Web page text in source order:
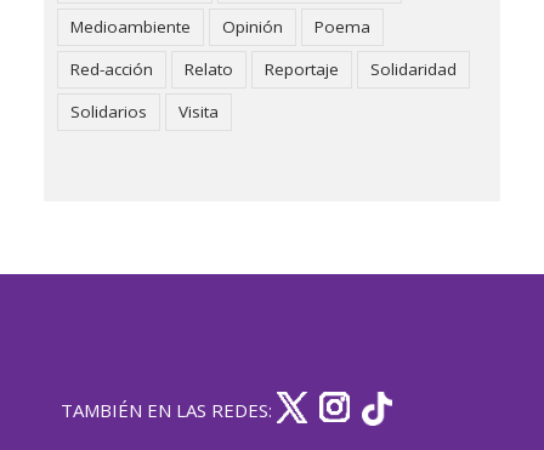
Medioambiente
Opinión
Poema
Red-acción
Relato Reportaje
Solidaridad
Solidarios
Visita
TAMBIÉN EN LAS REDES: